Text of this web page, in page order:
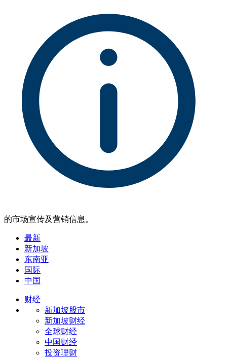
的市场宣传及营销信息。
最新
新加坡
东南亚
国际
中国
财经
新加坡股市
新加坡财经
全球财经
中国财经
投资理财